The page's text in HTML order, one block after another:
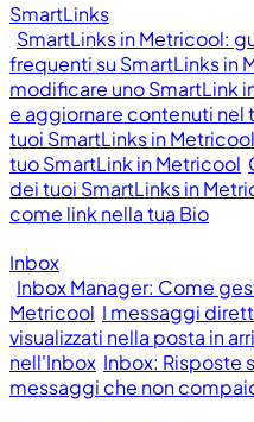
SmartLinks
SmartLinks in Metricool:
frequenti su SmartLinks in
modificare uno SmartLink
e aggiornare contenuti nel
tuoi SmartLinks in Metricool
tuo SmartLink in Metricool
dei tuoi SmartLinks in
come link nella tua Bio
Inbox
Inbox Manager: Come
Metricool I messaggi
visualizzati nella posta in
nell'Inbox Inbox: Risposte
messaggi che non